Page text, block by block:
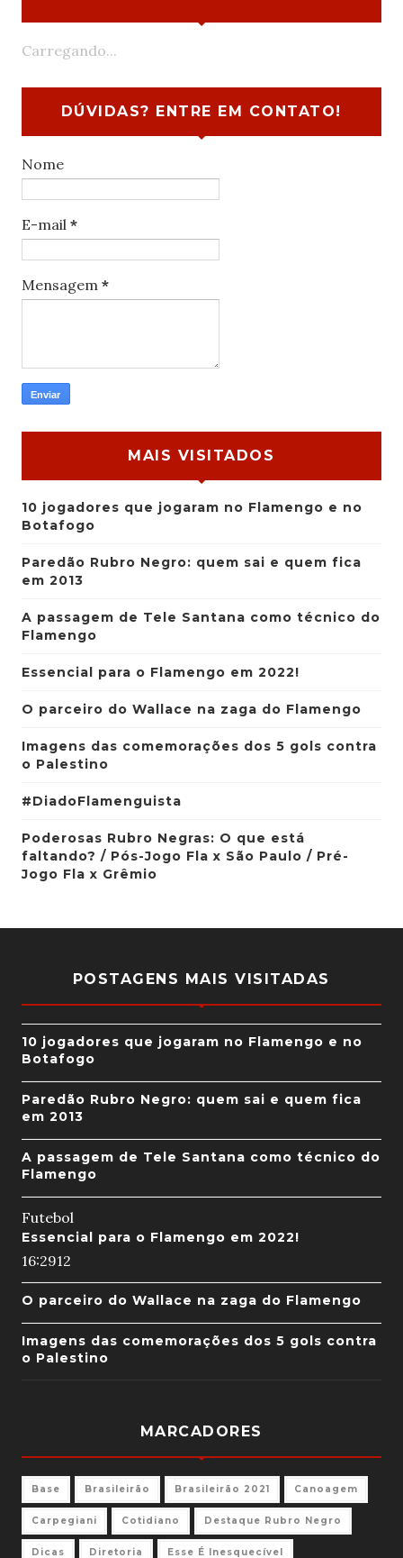
Carregando...
DÚVIDAS? ENTRE EM CONTATO!
Nome
E-mail *
Mensagem *
MAIS VISITADOS
10 jogadores que jogaram no Flamengo e no
Botafogo
Paredão Rubro Negro: quem sai e quem fica
em 2013
A passagem de Tele Santana como técnico do
Flamengo
Essencial para o Flamengo em 2022!
O parceiro do Wallace na zaga do Flamengo
Imagens das comemorações dos 5 gols contra
o Palestino
#DiadoFlamenguista
Poderosas Rubro Negras: O que está
faltando? / Pós-Jogo Fla x São Paulo / Pré-
Jogo Fla x Grêmio
POSTAGENS MAIS VISITADAS
10 jogadores que jogaram no Flamengo e no
Botafogo
Paredão Rubro Negro: quem sai e quem fica
em 2013
A passagem de Tele Santana como técnico do
Flamengo
Futebol
Essencial para o Flamengo em 2022!
16:2912
O parceiro do Wallace na zaga do Flamengo
Imagens das comemorações dos 5 gols contra
o Palestino
MARCADORES
Base Brasileirão Brasileirão 2021 Canoagem
Carpegiani Cotidiano Destaque Rubro Negro
Dicas Diretoria Esse É Inesquecível